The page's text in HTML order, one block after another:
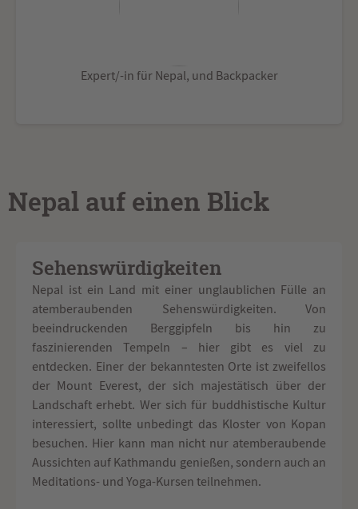
Expert/-in für Nepal, und Backpacker
Nepal auf einen Blick
Sehenswürdigkeiten
Nepal ist ein Land mit einer unglaublichen Fülle an
atemberaubenden Sehenswürdigkeiten. Von
beeindruckenden Berggipfeln bis hin zu
faszinierenden Tempeln – hier gibt es viel zu
entdecken. Einer der bekanntesten Orte ist zweifellos
der Mount Everest, der sich majestätisch über der
Landschaft erhebt. Wer sich für buddhistische Kultur
interessiert, sollte unbedingt das Kloster von Kopan
besuchen. Hier kann man nicht nur atemberaubende
Aussichten auf Kathmandu genießen, sondern auch an
Meditations- und Yoga-Kursen teilnehmen.